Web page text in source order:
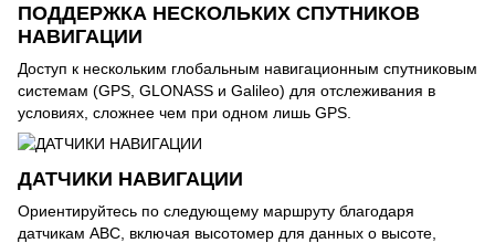
ПОДДЕРЖКА НЕСКОЛЬКИХ СПУТНИКОВ
НАВИГАЦИИ
Доступ к нескольким глобальным навигационным спутниковым
системам (GPS, GLONASS и Galileo) для отслеживания в
условиях, сложнее чем при одном лишь GPS.
ДАТЧИКИ НАВИГАЦИИ
Ориентируйтесь по следующему маршруту благодаря
датчикам ABC, включая высотомер для данных о высоте,